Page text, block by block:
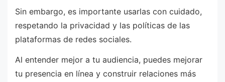
Sin embargo, es importante usarlas con cuidado,
respetando la privacidad y las políticas de las
plataformas de redes sociales.
Al entender mejor a tu audiencia, puedes mejorar
tu presencia en línea y construir relaciones más